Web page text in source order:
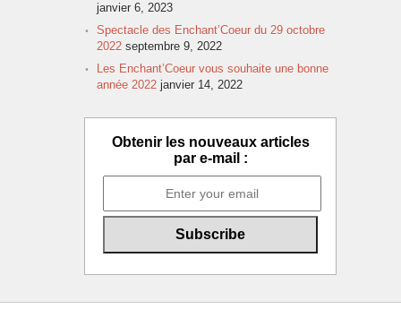
janvier 6, 2023
Spectacle des Enchant’Coeur du 29 octobre
2022 septembre 9, 2022
Les Enchant’Coeur vous souhaite une bonne
année 2022 janvier 14, 2022
Obtenir les nouveaux articles
par e-mail :